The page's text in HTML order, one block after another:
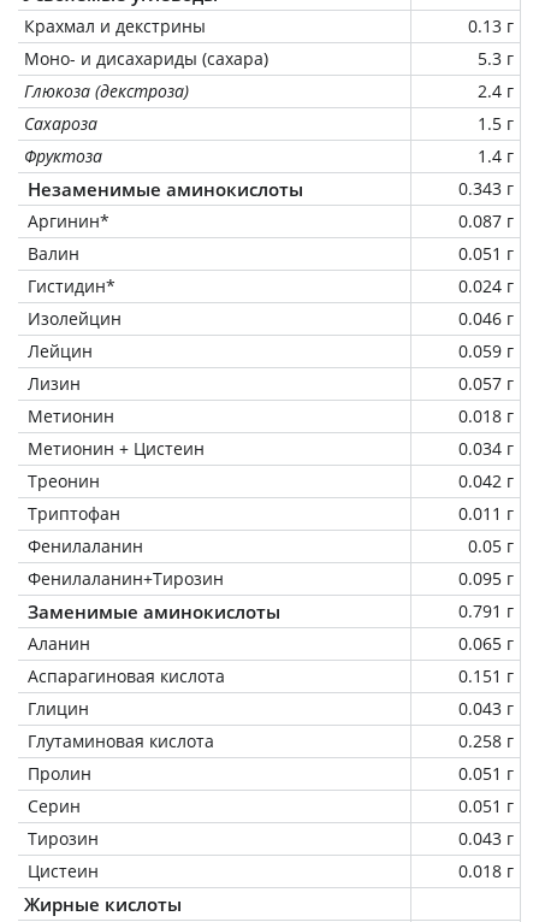
Крахмал и декстрины
0.13 г
Моно- и дисахариды (сахара)
5.3 г
Глюкоза (декстроза)
2.4 г
Сахароза
1.5 г
Фруктоза
1.4 г
Незаменимые аминокислоты
0.343 г
Аргинин*
0.087 г
Валин
0.051 г
Гистидин*
0.024 г
Изолейцин
0.046 г
Лейцин
0.059 г
Лизин
0.057 г
Метионин
0.018 г
Метионин + Цистеин
0.034 г
Треонин
0.042 г
Триптофан
0.011 г
Фенилаланин
0.05 г
Фенилаланин+Тирозин
0.095 г
Заменимые аминокислоты
0.791 г
Аланин
0.065 г
Аспарагиновая кислота
0.151 г
Глицин
0.043 г
Глутаминовая кислота
0.258 г
Пролин
0.051 г
Серин
0.051 г
Тирозин
0.043 г
Цистеин
0.018 г
Жирные кислоты